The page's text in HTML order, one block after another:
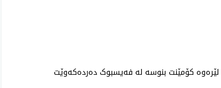
لێرەوە کۆمێنت بنوسە لە فەیسبوک دەردەکەوێت